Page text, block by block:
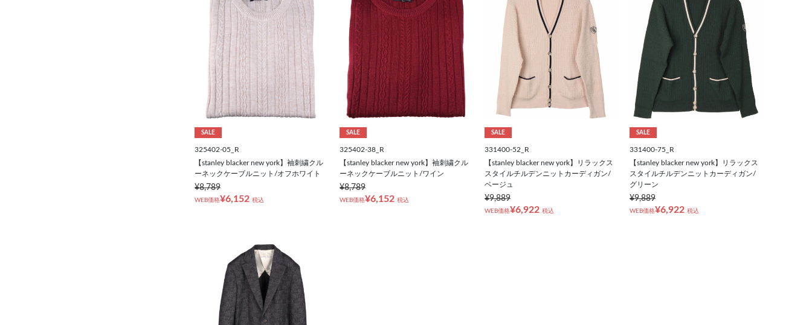
SALE
325402-05_R
【stanley blacker new york】袖刺繍クル
ーネックケーブルニット/オフホワイト
¥8,789
WEB価格¥6,152 税込
SALE
325402-38_R
【stanley blacker new york】袖刺繍クル
ーネックケーブルニット/ワイン
¥8,789
WEB価格¥6,152 税込
SALE
331400-52_R
【stanley blacker new york】リラックス
スタイルチルデンニットカーディガン/
ベージュ
¥9,889
WEB価格¥6,922 税込
SALE
331400-75_R
【stanley blacker new york】リラックス
スタイルチルデンニットカーディガン/
グリーン
¥9,889
WEB価格¥6,922 税込